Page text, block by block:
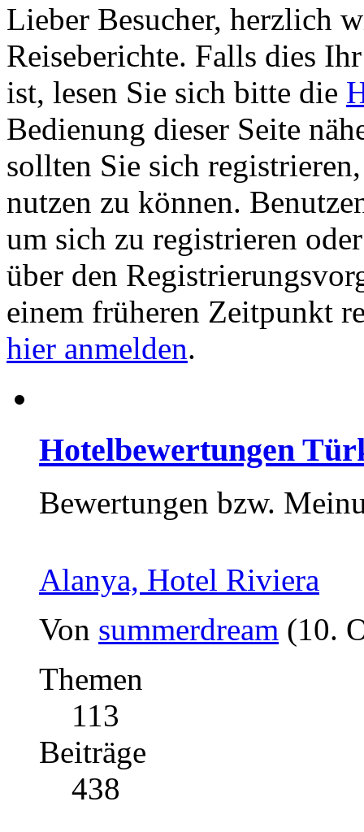
Lieber Besucher, herzlich
Reiseberichte. Falls dies
ist, lesen Sie sich bitte die
Bedienung dieser Seite
sollten Sie sich
nutzen zu können.
um sich zu registrieren
über den
einem früheren Zeitpunkt
hier anmelden.
Hotelbewertungen
Bewertungen bzw.
Alanya, Hotel Riviera
Von summerdream (10.
Themen
113
Beiträge
438